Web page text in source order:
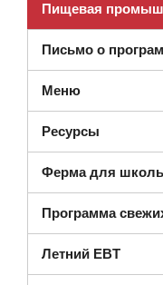
Пищевая
Письмо о
Меню
Ресурсы
Ферма для
Программа
Летний EBT